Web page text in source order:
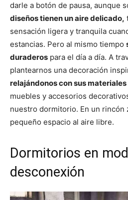
darle a botón de pausa, aunque
diseños tienen un aire delicado,
sensación ligera y tranquila
estancias. Pero al mismo tiempo
duraderos para el día a día. A
plantearnos una decoración
relajándonos con sus materiales
muebles y accesorios
nuestro dormitorio. En un rincón
pequeño espacio al aire libre.
Dormitorios en
desconexión